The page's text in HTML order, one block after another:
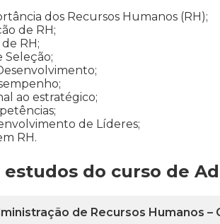
dos Recursos Humanos (RH);
de RH;
RH;
ao estratégico;
de Líderes;
RH.
do curso de
de Recursos Humanos